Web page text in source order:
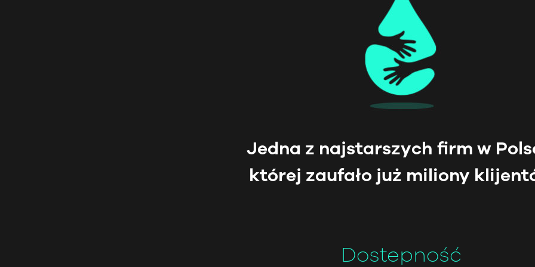
Jedna z najstarszych firm w
której zaufało już miliony
Dostepność